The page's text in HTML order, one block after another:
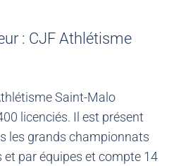
: CJF Athlétisme
Saint-Malo
licenciés. Il est présent
les grands championnats
et par équipes et compte 14